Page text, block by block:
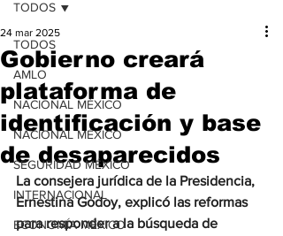
TODOS
AMLO
NACIONAL MÉXICO
NACIONAL MÉXICO
SEGURIDAD MÉXICO
INTERNACIONAL
ECONOMÍA MÉXICO
TODOS
Gobierno creará
plataforma de
identificación y base
de desaparecidos
24 mar 2025
La consejera jurídica de la Presidencia,
Ernestina Godoy, explicó las reformas
para responder a la búsqueda de